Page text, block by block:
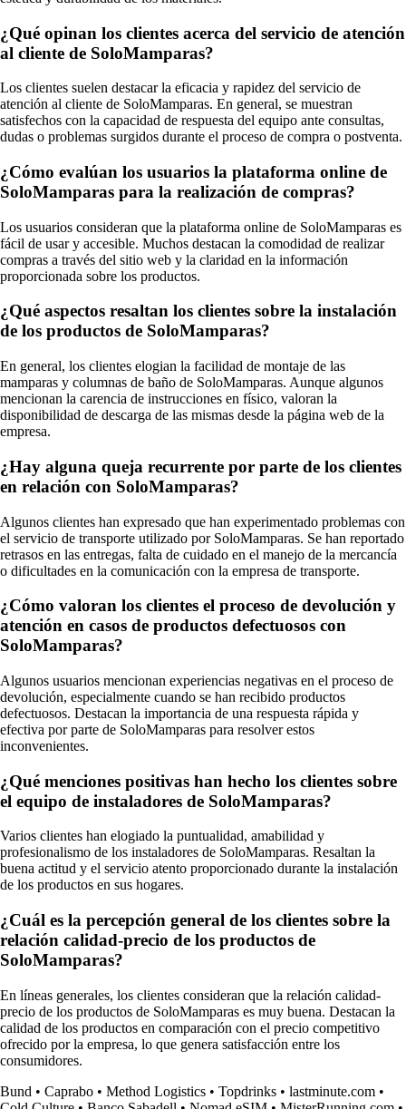
¿Qué opinan los clientes acerca del servicio de atención
al cliente de SoloMamparas?
Los clientes suelen destacar la eficacia y rapidez del servicio de
atención al cliente de SoloMamparas. En general, se muestran
satisfechos con la capacidad de respuesta del equipo ante consultas,
dudas o problemas surgidos durante el proceso de compra o postventa.
¿Cómo evalúan los usuarios la plataforma online de
SoloMamparas para la realización de compras?
Los usuarios consideran que la plataforma online de SoloMamparas es
fácil de usar y accesible. Muchos destacan la comodidad de realizar
compras a través del sitio web y la claridad en la información
proporcionada sobre los productos.
¿Qué aspectos resaltan los clientes sobre la instalación
de los productos de SoloMamparas?
En general, los clientes elogian la facilidad de montaje de las
mamparas y columnas de baño de SoloMamparas. Aunque algunos
mencionan la carencia de instrucciones en físico, valoran la
disponibilidad de descarga de las mismas desde la página web de la
empresa.
¿Hay alguna queja recurrente por parte de los clientes
en relación con SoloMamparas?
Algunos clientes han expresado que han experimentado problemas con
el servicio de transporte utilizado por SoloMamparas. Se han reportado
retrasos en las entregas, falta de cuidado en el manejo de la mercancía
o dificultades en la comunicación con la empresa de transporte.
¿Cómo valoran los clientes el proceso de devolución y
atención en casos de productos defectuosos con
SoloMamparas?
Algunos usuarios mencionan experiencias negativas en el proceso de
devolución, especialmente cuando se han recibido productos
defectuosos. Destacan la importancia de una respuesta rápida y
efectiva por parte de SoloMamparas para resolver estos
inconvenientes.
¿Qué menciones positivas han hecho los clientes sobre
el equipo de instaladores de SoloMamparas?
Varios clientes han elogiado la puntualidad, amabilidad y
profesionalismo de los instaladores de SoloMamparas. Resaltan la
buena actitud y el servicio atento proporcionado durante la instalación
de los productos en sus hogares.
¿Cuál es la percepción general de los clientes sobre la
relación calidad-precio de los productos de
SoloMamparas?
En líneas generales, los clientes consideran que la relación calidad-
precio de los productos de SoloMamparas es muy buena. Destacan la
calidad de los productos en comparación con el precio competitivo
ofrecido por la empresa, lo que genera satisfacción entre los
consumidores.
Bund • Caprabo • Method Logistics • Topdrinks • lastminute.com •